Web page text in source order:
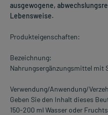
ausgewogene,
Lebensweise.
Produkteigenschaften:
Bezeichnung:
Nahrungsergänzungsmittel mit
Verwendung/Anwendung/
Geben Sie den Inhalt dieses
150-200 ml Wasser oder